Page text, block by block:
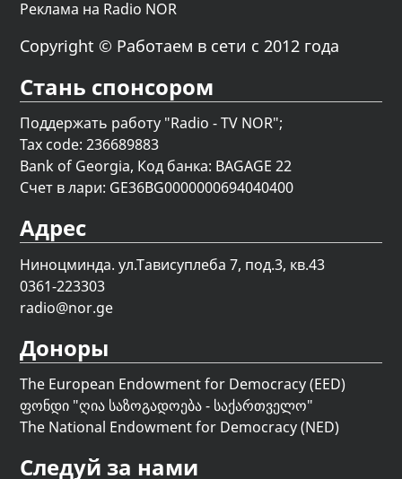
Реклама на Radio NOR
Copyright © Работаем в сети с 2012 года
Стань спонсором
Поддержать работу "Radio - TV NOR";
Tax code: 236689883
Bank of Georgia, Код банка: BAGAGE 22
Счет в лари: GE36BG0000000694040400
Адрес
Ниноцминда. ул.Тависуплеба 7, под.3, кв.43
0361-223303
radio@nor.ge
Доноры
The European Endowment for Democracy (EED)
ფონდი "ღია საზოგადოება - საქართველო"
The National Endowment for Democracy (NED)
Следуй за нами